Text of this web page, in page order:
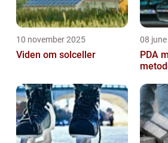
10 november 2025
Viden om solceller
08
PDA